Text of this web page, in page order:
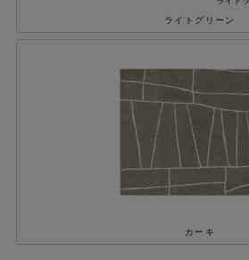
ライトグリーン
カーキ